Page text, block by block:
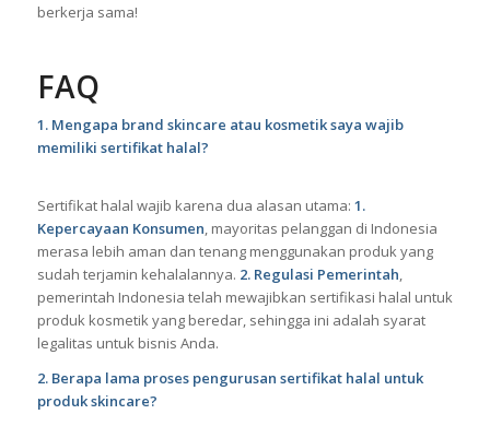
berkerja sama!
FAQ
1. Mengapa brand skincare atau kosmetik saya wajib
memiliki sertifikat halal?
Sertifikat halal wajib karena dua alasan utama: 1.
Kepercayaan Konsumen , mayoritas pelanggan di Indonesia
merasa lebih aman dan tenang menggunakan produk yang
sudah terjamin kehalalannya. 2. Regulasi Pemerintah
pemerintah Indonesia telah mewajibkan sertifikasi halal untuk
produk kosmetik yang beredar, sehingga ini adalah syarat
legalitas untuk bisnis Anda.
2. Berapa lama proses pengurusan sertifikat halal untuk
produk skincare?